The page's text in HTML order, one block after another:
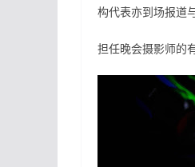
构代表亦到场报道
担任晚会摄影师的